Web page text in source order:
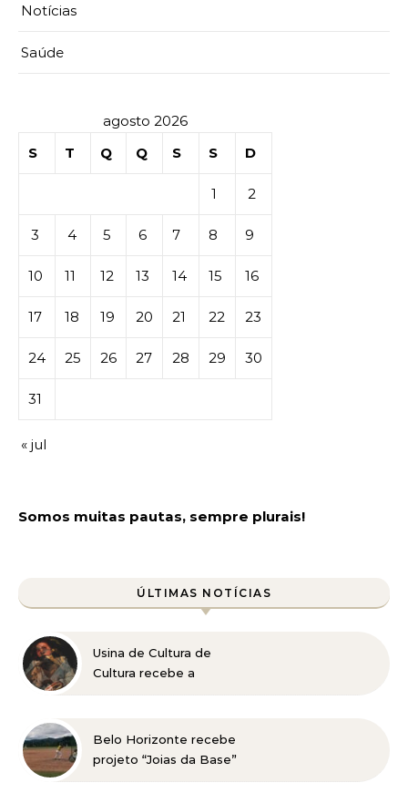
Notícias
Saúde
agosto 2026
S
T Q Q S S D
1 2
3 4 5 6 7 8 9
10 11 12 13 14 15 16
17 18 19 20 21 22 23
24 25 26 27 28 29 30
31
« jul
Somos muitas pautas, sempre plurais!
ÚLTIMAS NOTÍCIAS
Usina de Cultura de
Cultura recebe a
Belo Horizonte recebe
projeto “Joias da Base”